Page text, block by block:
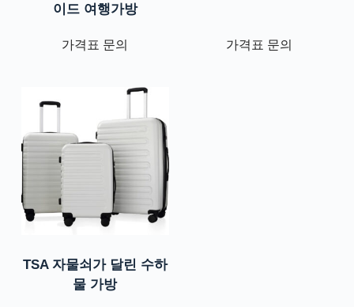
이드 여행가방
가격표 문의 가격표 문의
TSA 자물쇠가 달린 수하
물 가방